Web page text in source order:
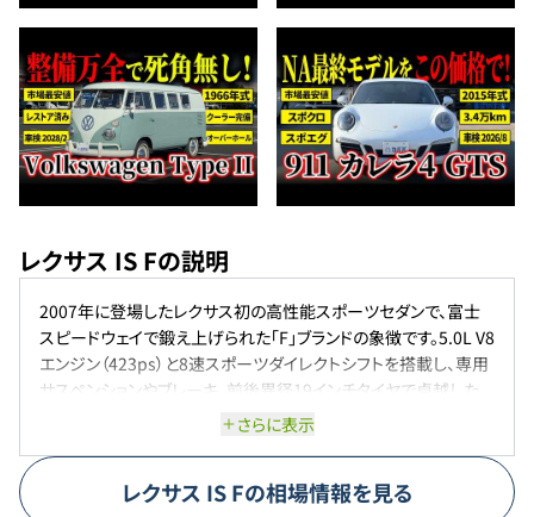
レクサス IS Fの説明
2007年に登場したレクサス初の高性能スポーツセダンで、富士
スピードウェイで鍛え上げられた「F」ブランドの象徴です。5.0L V8
エンジン（423ps）と8速スポーツダイレクトシフトを搭載し、専用
サスペンションやブレーキ、前後異径19インチタイヤで卓越した
走行性能を実現。プレミアムな内外装とともに、日常使いも可能
さらに表示
レクサス IS Fの相場情報を見る